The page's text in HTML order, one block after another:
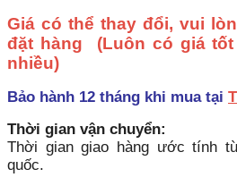
Giá có thể thay đổi, vui
đặt hàng (Luôn có giá
nhiều)
Bảo hành 12 tháng khi mua tại
Thời gian vận chuyển:
Thời gian giao hàng ước tính
quốc.